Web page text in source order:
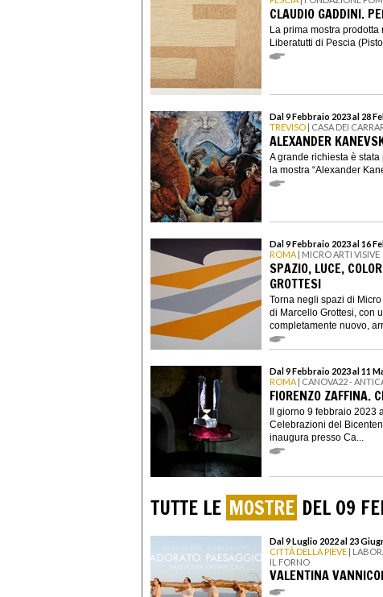
CLAUDIO GADDINI.
La prima mostra
Liberatutti di Pescia
Dal 9 Febbraio 2023 al 28
TREVISO | CASA DEI
ALEXANDER
A grande richiesta è
la mostra “Alexander
Dal 9 Febbraio 2023 al 16
ROMA | MICRO ARTI VISIVE
SPAZIO, LUCE,
GROTTESI
Torna negli spazi di
di Marcello Grottesi, con
completamente nuovo,
Dal 9 Febbraio 2023 al 11
ROMA | CANOVA22 -
FIORENZO ZAFFINA.
Il giorno 9 febbraio 2023
Celebrazioni del
inaugura presso Ca...
TUTTE LE MOSTRE DEL 09
Dal 9 Luglio 2022 al 23
CITTÀ DELLA PIEVE |
IL FORNO
VALENTINA